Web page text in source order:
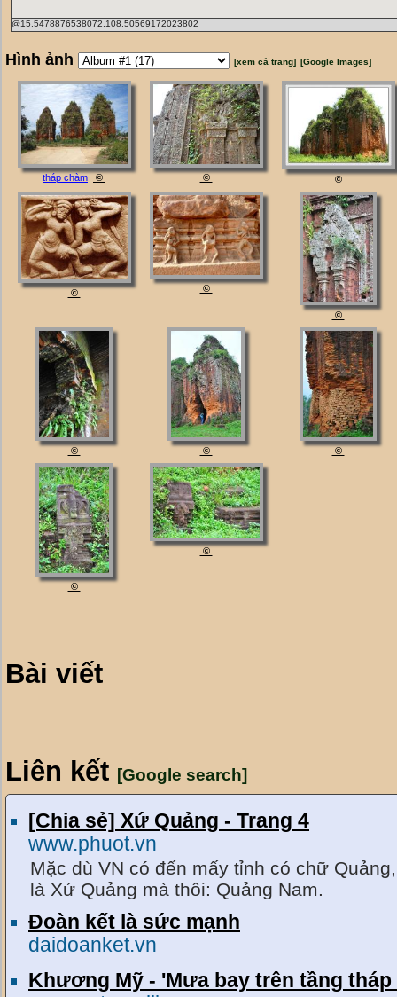
@15.5478876538072,108.50569172023802
Hình ảnh [xem cả trang] [Google Images]
tháp chàm © © ©
© ©
©
© © ©
©
©
Bài viết
Liên kết [Google search]
[Chia sẻ] Xứ Quảng - Trang 4
www.phuot.vn
Mặc dù VN có đến mấy tỉnh có chữ
là Xứ Quảng mà thôi: Quảng Nam.
Đoàn kết là sức mạnh
daidoanket.vn
Khương Mỹ - 'Mưa bay trên tầng tháp